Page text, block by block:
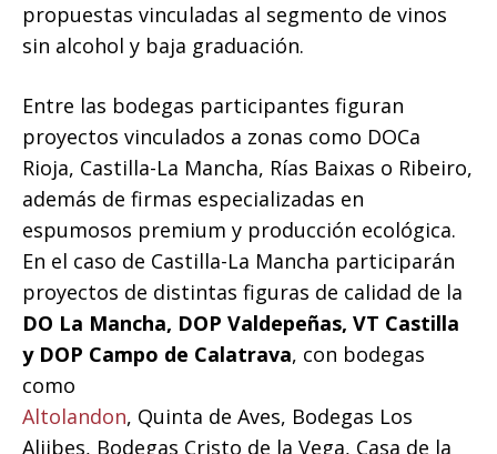
propuestas vinculadas al segmento de vinos
sin alcohol y baja graduación.
Entre las bodegas participantes figuran
proyectos vinculados a zonas como DOCa
Rioja, Castilla-La Mancha, Rías Baixas o Ribeiro,
además de firmas especializadas en
espumosos premium y producción ecológica.
En el caso de Castilla-La Mancha participarán
proyectos de distintas figuras de calidad de la
DO La Mancha, DOP Valdepeñas, VT Castilla
y DOP Campo de Calatrava, con bodegas
como
Altolandon, Quinta de Aves, Bodegas Los
Aljibes, Bodegas Cristo de la Vega, Casa de la